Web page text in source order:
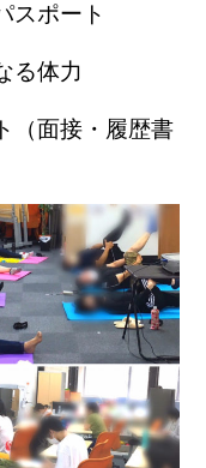
スポート
る体力
（面接・履歴書